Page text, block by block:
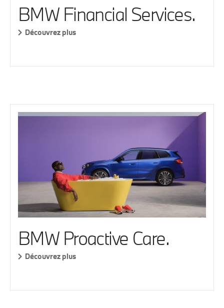
BMW Financial Services.
Découvrez plus
BMW Proactive Care.
Découvrez plus